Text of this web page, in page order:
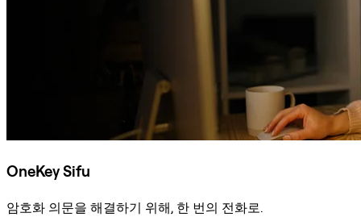
OneKey Sifu
암호화 의문을 해결하기 위해, 한 번의 전화로.